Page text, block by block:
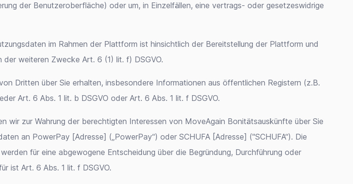
der Benutzeroberfläche) oder um, in Einzelfällen, eine vertrags- oder gesetzeswidrige
im Rahmen der Plattform ist hinsichtlich der Bereitstellung der Plattform und
weiteren Zwecke Art. 6 (1) lit. f) DSGVO.
Dritten über Sie erhalten, insbesondere Informationen aus öffentlichen Registern (z.B.
Art. 6 Abs. 1 lit. b DSGVO oder Art. 6 Abs. 1 lit. f DSGVO.
wir zur Wahrung der berechtigten Interessen von MoveAgain Bonitätsauskünfte über Sie
an PowerPay [Adresse] („PowerPay“) oder SCHUFA [Adresse] ("SCHUFA“). Die
für eine abgewogene Entscheidung über die Begründung, Durchführung oder
ist Art. 6 Abs. 1 lit. f DSGVO.